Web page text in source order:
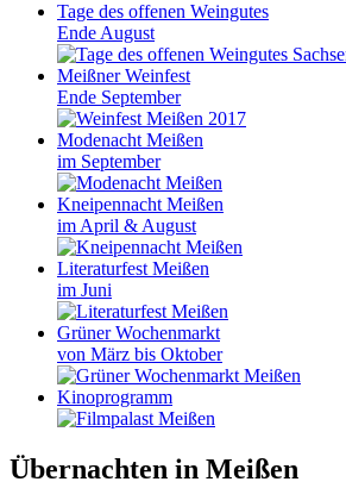
Tage des offenen Weingutes
Ende August
Meißner Weinfest
Ende September
Modenacht Meißen
im September
Kneipennacht Meißen
im April & August
Literaturfest Meißen
im Juni
Grüner Wochenmarkt
von März bis Oktober
Kinoprogramm
Übernachten in Meißen